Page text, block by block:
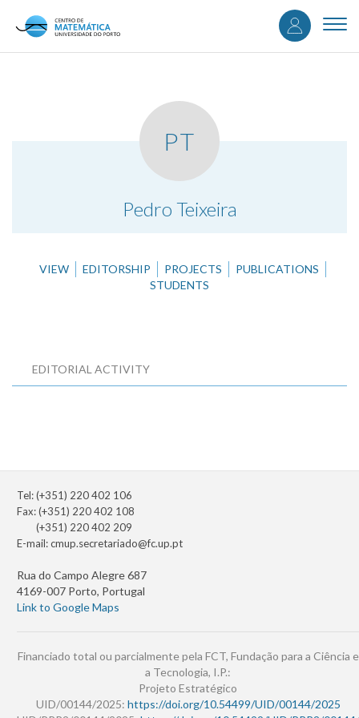
content
User
PT
Pedro Teixeira
VIEW EDITORSHIP PROJECTS
PUBLICATIONS
STUDENTS
EDITORIAL ACTIVITY
Tel: (+351) 220 402 106
Fax: (+351) 220 402 108
(+351) 220 402 209
E-mail:cmup.secretariado@fc.up.pt
Rua do Campo Alegre 687
4169-007 Porto, Portugal
Link to Google Maps
Financiado total ou parcialmente pela FCT, Fundação para a Ciência e
a Tecnologia, I.P.:
Projeto Estratégico
UID/00144/2025: https://doi.org/10.54499/UID/00144/2025